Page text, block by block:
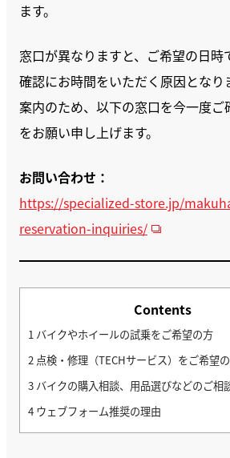
ます。
窓口が異なりますと、ご希望の日時
確認にお時間をいただく原因となり
案内のため、以下の窓口を今一度ご
をお願い申し上げます。
お問い合わせ：
https://specialized-store.jp/
reservation-inquiries/
Contents
1 バイクやホイールの試乗をご希望の方
2 点検・修理（TECHサービス）をご希望
3 バイクの購入相談、用品選びなどのご相
4 ウェブフォーム推奨の理由